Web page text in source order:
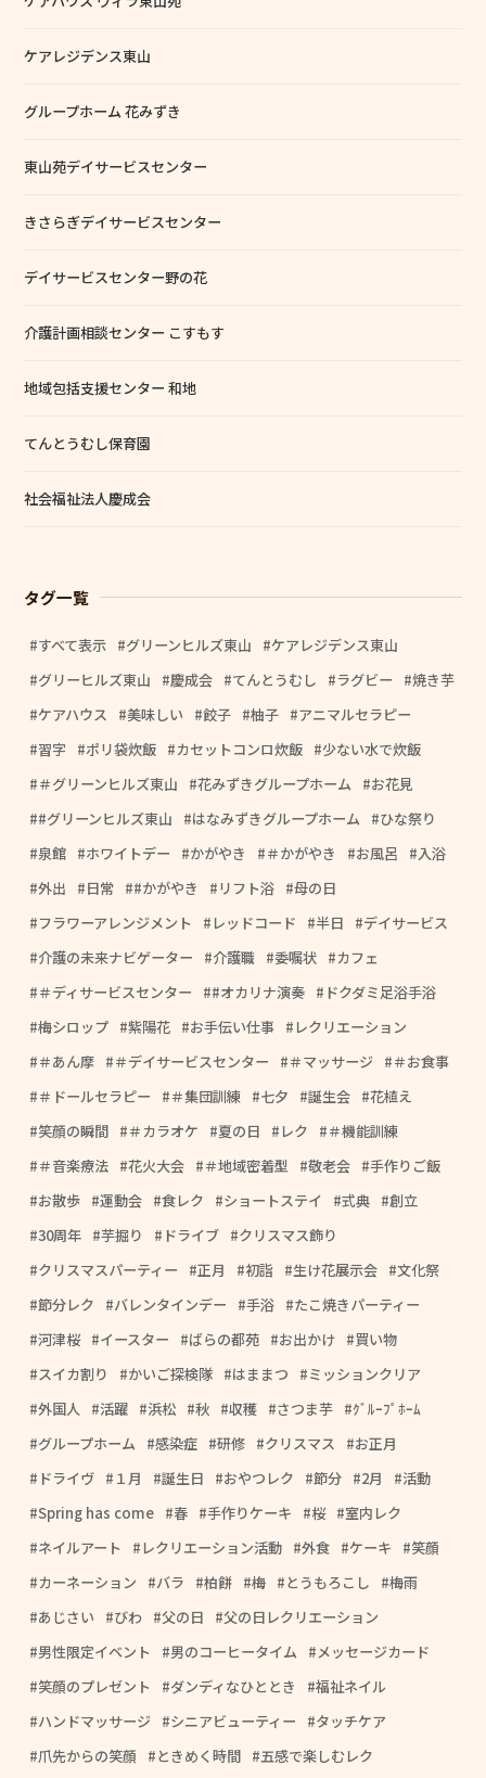
ケアレジデンス東山
グループホーム 花みずき
東山苑デイサービスセンター
きさらぎデイサービスセンター
デイサービスセンター野の花
介護計画相談センター こすもす
地域包括支援センター 和地
てんとうむし保育園
社会福祉法人慶成会
タグ一覧
すべて表示 グリーンヒルズ東山
ケアレジデンス東山
グリーヒルズ東山
慶成会 てんとうむし ラグビー
焼き芋
ケアハウス
美味しい 餃子 柚子
アニマルセラピー
習字
ポリ袋炊飯 カセットコンロ炊飯
少ない水で炊飯
＃グリーンヒルズ東山
花みずきグループホーム
お花見
#グリーンヒルズ東山
はなみずきグループホーム
ひな祭り
泉館
ホワイトデー かがやき ＃かがやき お風呂
入浴
外出
日常 #かがやき リフト浴
母の日
フラワーアレンジメント
レッドコード 半日
デイサービス
介護の未来ナビゲーター
介護職 委嘱状
カフェ
＃ディサービスセンター
#オカリナ演奏
ドクダミ足浴手浴
梅シロップ
紫陽花 お手伝い仕事
レクリエーション
＃あん摩
＃デイサービスセンター ＃マッサージ
＃お食事
＃ドールセラピー
＃集団訓練 七夕 誕生会
花植え
笑顔の瞬間
＃カラオケ 夏の日 レク
＃機能訓練
＃音楽療法
花火大会 ＃地域密着型 敬老会
手作りご飯
お散歩
運動会 食レク ショートステイ 式典
創立
30周年
芋掘り ドライブ
クリスマス飾り
クリスマスパーティー
正月 初詣 生け花展示会
文化祭
節分レク
バレンタインデー 手浴
たこ焼きパーティー
河津桜
イースター ばらの都苑 お出かけ
買い物
スイカ割り
かいご探検隊 はままつ
ミッションクリア
外国人
活躍 浜松 秋 収穫 さつま芋
ｸﾞﾙｰﾌﾟﾎｰﾑ
グループホーム
感染症 研修 クリスマス
お正月
ドライヴ
１月 誕生日 おやつレク 節分 2月
活動
Spring has come
春 手作りケーキ 桜
室内レク
ネイルアート
レクリエーション活動 外食 ケーキ
笑顔
カーネーション
バラ 柏餅 梅 とうもろこし
梅雨
あじさい
びわ 父の日
父の日レクリエーション
男性限定イベント
男のコーヒータイム
メッセージカード
笑顔のプレゼント
ダンディなひととき
福祉ネイル
ハンドマッサージ
シニアビューティー
タッチケア
爪先からの笑顔
ときめく時間
五感で楽しむレク